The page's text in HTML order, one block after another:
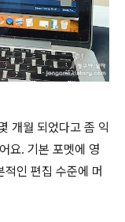
개월 되었다고 좀 익
요. 기본 포멧에 영
인 편집 수준에 머